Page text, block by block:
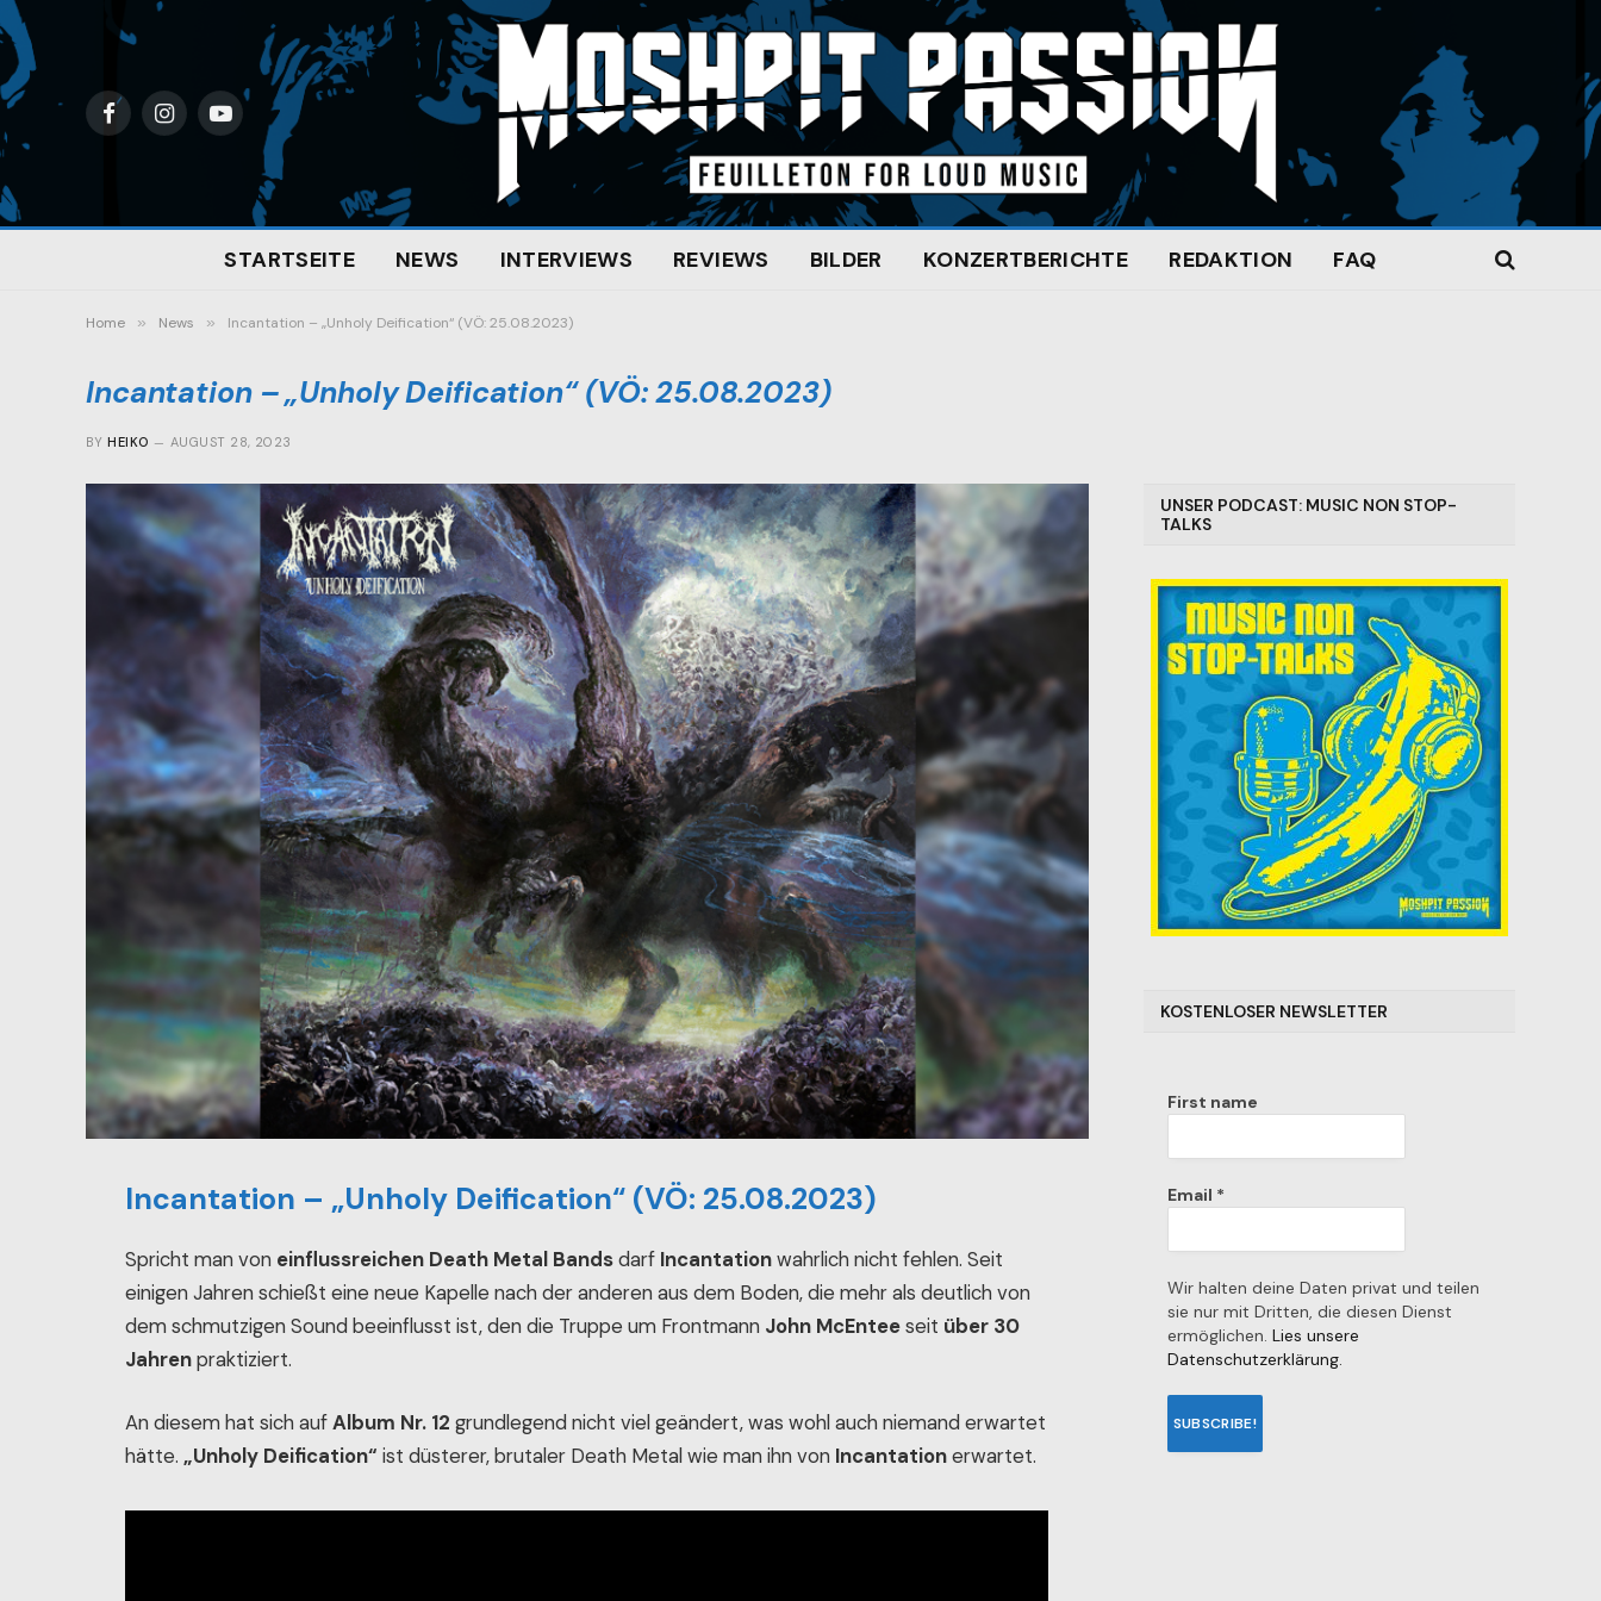
FacebookInstagramYouTube
STARTSEITE NEWS INTERVIEWS REVIEWS BILDER KONZERTBERICHTE REDAKTION FAQ
Home » News » Incantation – „Unholy Deification“ (VÖ: 25.08.2023)
Incantation – „Unholy Deification“ (VÖ: 25.08.2023)
BY HEIKO AUGUST 28, 2023
Incantation – „Unholy Deification“ (VÖ: 25.08.2023)
Spricht man von einflussreichen Death Metal Bandsdarf Incantationwahrlich nicht fehlen. Seit
einigen Jahren schießt eine neue Kapelle nach der anderen aus dem Boden, die mehr als deutlich von
dem schmutzigen Sound beeinflusst ist, den die Truppe um Frontmann John McEnteeseit über 30
Jahrenpraktiziert.
An diesem hat sich aufAlbum Nr. 12 grundlegend nicht viel geändert, was wohl auch niemand erwartet
hätte.„Unholy Deification“ ist düsterer, brutaler Death Metal wie man ihn von Incantationerwartet.
UNSER PODCAST: MUSIC NON STOP-
TALKS
KOSTENLOSER NEWSLETTER
First name
Email *
Wir halten deine Daten privat und teilen
sie nur mit Dritten, die diesen Dienst
ermöglichen. Lies unsere
Datenschutzerklärung.